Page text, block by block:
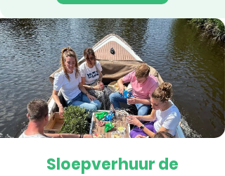
Direct reserveren
Sloepverhuur de